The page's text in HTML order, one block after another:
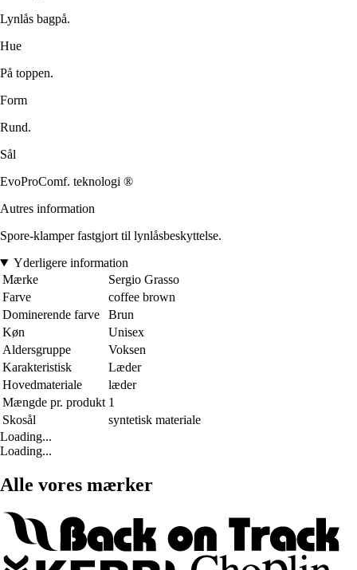
Lynlås bagpå.
Hue
På toppen.
Form
Rund.
Sål
EvoProComf. teknologi ®
Autres information
Spore-klamper fastgjort til lynlåsbeskyttelse.
Yderligere information
Mærke
Sergio Grasso
Farve
coffee brown
Dominerende farve
Brun
Køn
Unisex
Aldersgruppe
Voksen
Karakteristisk
Læder
Hovedmateriale
læder
Mængde pr. produkt 1
Skosål
syntetisk materiale
Loading...
Loading...
Alle vores mærker